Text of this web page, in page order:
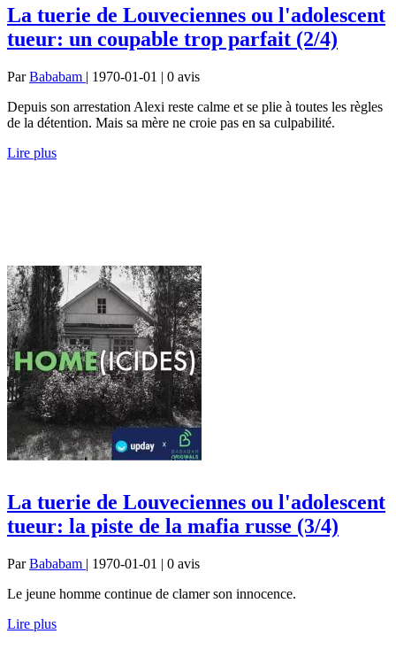
La tuerie de Louveciennes ou l'adolescent
tueur: un coupable trop parfait (2/4)
ParBababam | 1970-01-01 | 0 avis
Depuis son arrestation Alexi reste calme et se plie à toutes les règles
de la détention. Mais sa mère ne croie pas en sa culpabilité.
Lire plus
La tuerie de Louveciennes ou l'adolescent
tueur: la piste de la mafia russe (3/4)
ParBababam | 1970-01-01 | 0 avis
Le jeune homme continue de clamer son innocence.
Lire plus